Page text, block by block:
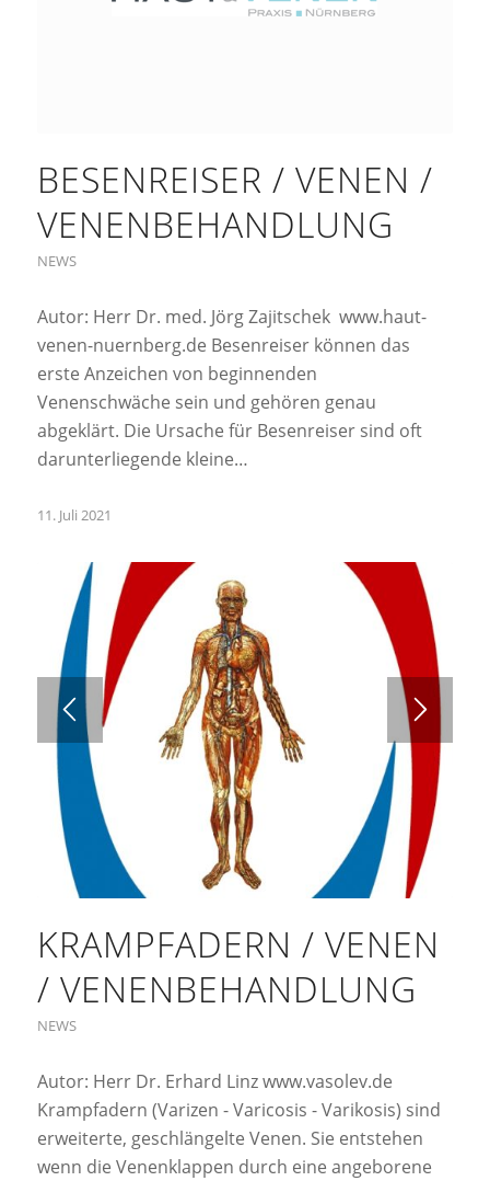
BESENREISER / VENEN /
VENENBEHANDLUNG
NEWS
Autor: Herr Dr. med. Jörg Zajitschek www.haut-
venen-nuernberg.de Besenreiser können das
erste Anzeichen von beginnenden
Venenschwäche sein und gehören genau
abgeklärt. Die Ursache für Besenreiser sind oft
darunterliegende kleine…
11. Juli 2021
KRAMPFADERN / VENEN
/ VENENBEHANDLUNG
NEWS
Autor: Herr Dr. Erhard Linz www.vasolev.de
Krampfadern (Varizen - Varicosis - Varikosis) sind
erweiterte, geschlängelte Venen. Sie entstehen
wenn die Venenklappen durch eine angeborene